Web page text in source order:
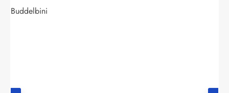
Buddelbini